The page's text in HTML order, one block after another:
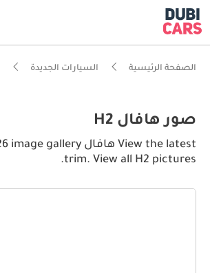
الصفحة الرئيسية السيارات الجديدة
صور هافال H2
trim. View all H2 pictures.